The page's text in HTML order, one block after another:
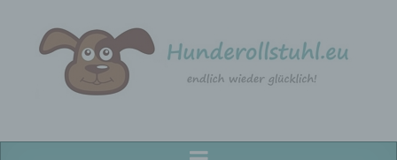
Hunderollstuhl.eu